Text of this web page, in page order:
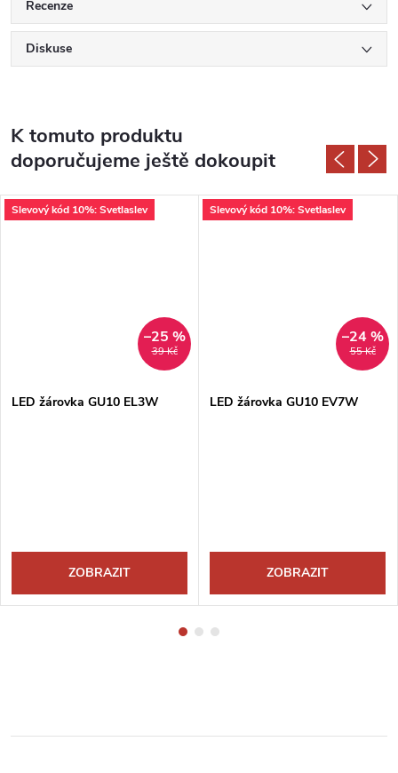
Recenze
Diskuse
K tomuto produktu
doporučujeme ještě dokoupit
Slevový kód 10%: Svetlaslev
39 Kč
–25 %
LED žárovka GU10 EL3W
ZOBRAZIT
Slevový kód 10%: Svetlaslev
55 Kč
–24 %
LED žárovka GU10 EV7W
ZOBRAZIT